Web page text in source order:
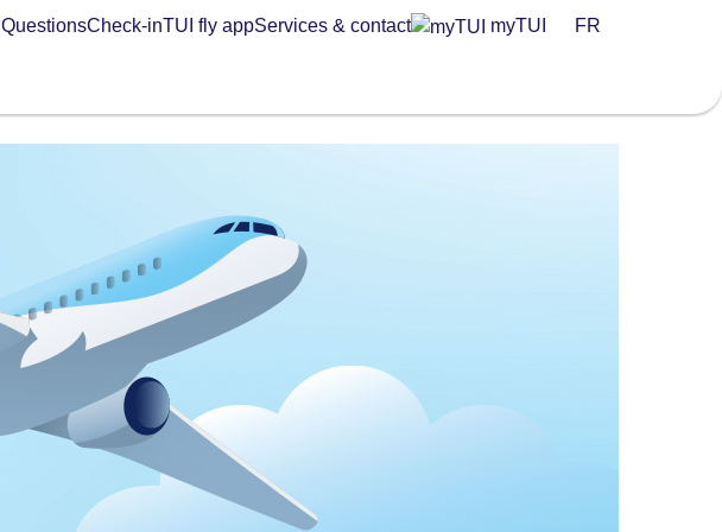
QuestionsCheck-inTUI fly appServices & contact myTUI FR